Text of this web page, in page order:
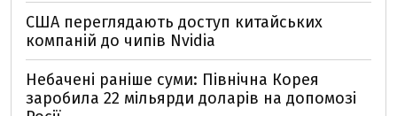
США переглядають доступ китайських
компаній до чипів Nvidia
Небачені раніше суми: Північна Корея
заробила 22 мільярди доларів на допомозі